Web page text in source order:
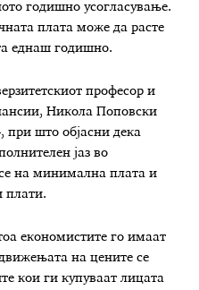
годишно усогласување.
плата може да расте
еднаш годишно.
професор и
Никола Поповски
при што објасни дека
јаз во
на минимална плата и
плати.
економистите го имаат
на цените се
кои ги купуваат лицата